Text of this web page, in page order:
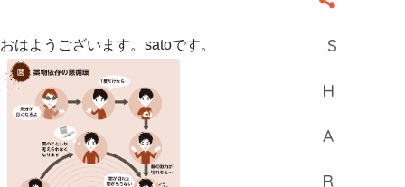
おはようございます。satoです。